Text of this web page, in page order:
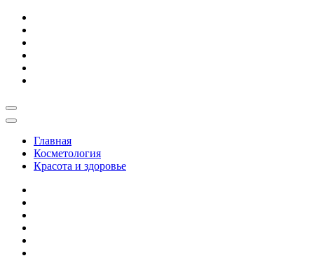
Skip
content
Главная
Косметология
Красота и здоровье